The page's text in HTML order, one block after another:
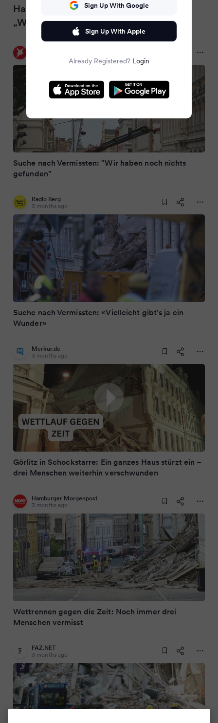
Hauseinsturz: Suche nach Vermissten:
„Wir haben noch nichts gefunden“
Suche nach Vermissten: "Wir haben noch nichts
gefunden"
Radio Berg
3 months ago
Suche nach Vermissten: «Vielleicht gibt's ja ein
Wunder»
Merkur.de
3 months ago
Görlitz in Schockstarre: Ein ganzes Haus stürzt ein –
drei Menschen weiterhin verschwunden
Hamburger Morgenpost
3 months ago
Wettrennen gegen die Zeit: Noch immer drei
Menschen vermisst
FAZ.NET
3 months ago
Sign Up With Google
Sign Up With Apple
Already Registered? Login